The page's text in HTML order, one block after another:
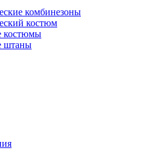
комбинезоны
костюм
костюмы
штаны